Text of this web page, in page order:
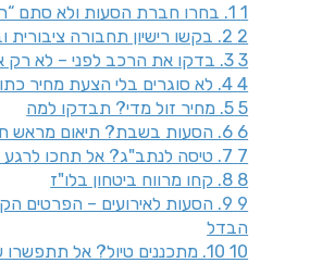
1 1. בחרו חברת הסעות ולא סתם “רכב פנוי”
2 2. בקשו רישיון תחבורה ציבורית וביטוח מתאים
3 3. בדקו את הרכב לפני – לא רק את הנהג
4 4. לא סוגרים בלי הצעת מחיר כתובה
5 5. מחיר זול מדי? תבדקו למה
6 6. הסעות בשבת? תיאום מראש חובה
7 7. טיסה לנתב"ג? אל תחכו לרגע האחרון
8 8. קחו מרווח ביטחון בלו"ז
9
9. הסעות לאירועים – הפרטים
הבדל
10 10. מתכננים טיול? אל תתפשרו על נוחות